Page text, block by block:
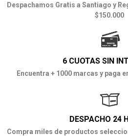
Despachamos Gratis a Santiago y
$150.000
6 CUOTAS SIN
Encuentra + 1000 marcas y paga
DESPACHO 24
Compra miles de productos